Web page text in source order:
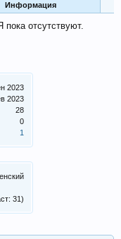
2023
2023
28
0
1
31)
Информация
отсутствуют.